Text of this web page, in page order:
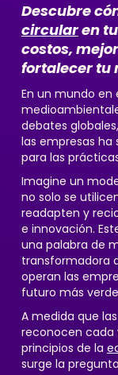
Descubre
circularen
costos,
fortalecer tu
En un mundo en
debates
las empresas ha
para las
Imagine un
no solo se
readapten y
e innovación.
una palabra de
transformadora
operan las
futuro más
A medida que
reconocen cada
principios de la
surge la